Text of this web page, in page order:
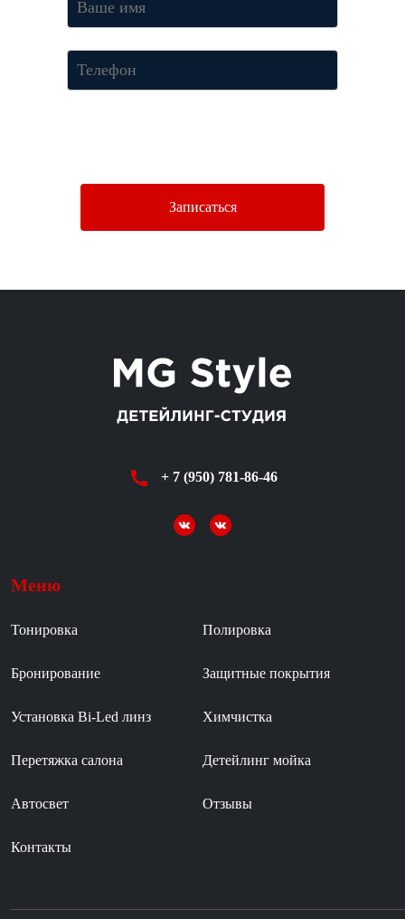
Записаться
+ 7 (950) 781-86-46
Меню
Тонировка Полировка
Бронирование Защитные покрытия
Установка Bi-Led линз Химчистка
Перетяжка салона Детейлинг мойка
Автосвет Отзывы
Контакты